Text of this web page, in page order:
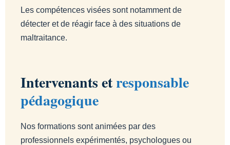
Les compétences visées sont notamment de
détecter et de réagir face à des situations de
maltraitance.
Intervenants etresponsable
pédagogique
Nos formations sont animées par des
professionnels expérimentés, psychologues ou